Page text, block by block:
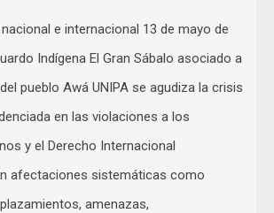
e internacional 13 de mayo de
Indígena El Gran Sábalo asociado a
pueblo Awá UNIPA se agudiza la crisis
en las violaciones a los
y el Derecho Internacional
afectaciones sistemáticas como
amenazas,